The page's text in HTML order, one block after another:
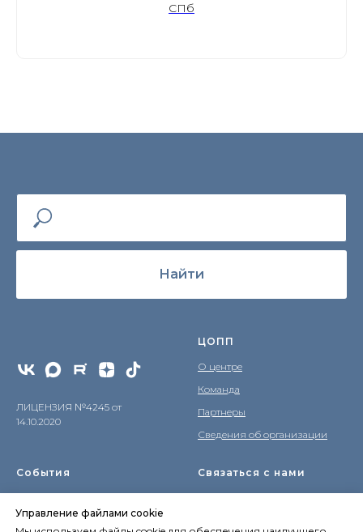
Управление файлами cookie
СПб
Найти
ЛИЦЕНЗИЯ №4245 от
14.10.2020
ЦОПП
О центре
Команда
Партнеры
Сведения об организации
События
Календарь
Связаться с нами